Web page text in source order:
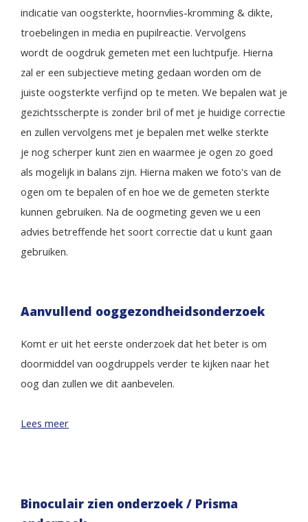
indicatie van oogsterkte, hoornvlies-kromming & dikte,
troebelingen in media en pupilreactie. Vervolgens
wordt de oogdruk gemeten met een luchtpufje. Hierna
zal er een subjectieve meting gedaan worden om de
juiste oogsterkte verfijnd op te meten. We bepalen wat je
gezichtsscherpte is zonder bril of met je huidige correctie
en zullen vervolgens met je bepalen met welke sterkte
je nog scherper kunt zien en waarmee je ogen zo goed
als mogelijk in balans zijn. Hierna maken we foto's van de
ogen om te bepalen of en hoe we de gemeten sterkte
kunnen gebruiken. Na de oogmeting geven we u een
advies betreffende het soort correctie dat u kunt gaan
gebruiken.
Aanvullend ooggezondheidsonderzoek
Komt er uit het eerste onderzoek dat het beter is om
doormiddel van oogdruppels verder te kijken naar het
oog dan zullen we dit aanbevelen.
Lees meer
Binoculair zien onderzoek / Prisma